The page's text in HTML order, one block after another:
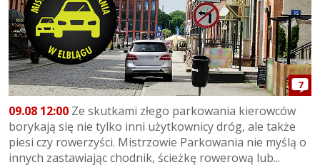
7
09.08 12:00 Ze skutkami złego parkowania kierowców
borykają się nie tylko inni użytkownicy dróg, ale także
piesi czy rowerzyści. Mistrzowie Parkowania nie myślą o
innych zastawiając chodnik, ścieżkę rowerową lub...